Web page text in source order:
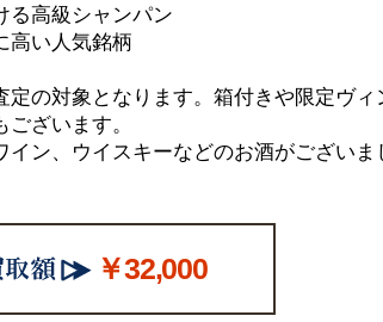
る高級シャンパン
高い人気銘柄
の対象となります。箱付きや限定ヴィ
ざいます。
ン、ウイスキーなどのお酒がございま
￥32,000